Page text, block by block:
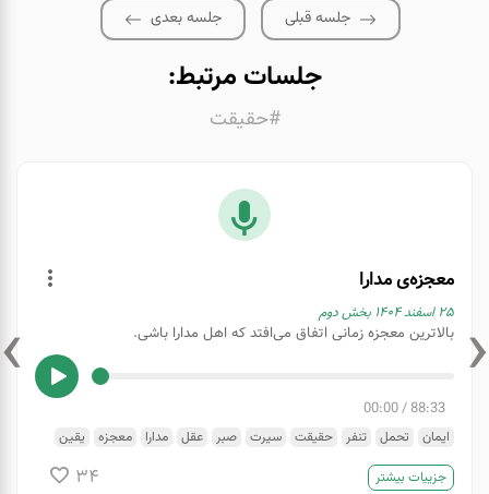
جلسه قبلی جلسه بعدی
جلسات مرتبط:
#حقیقت
معجزه‌ی مدارا
۲۵ اسفند ۱۴۰۴ بخش دوم
بالاترین معجزه زمانی اتفاق می‌افتد که اهل مدارا باشی.
88:33
/
00:00
ایمان تحمل تنفر حقیقت سیرت صبر عقل مدارا معجزه یقین
جزییات بیشتر 34
‹
›